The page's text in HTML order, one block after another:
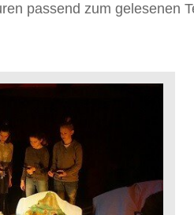
passend zum gelesenen